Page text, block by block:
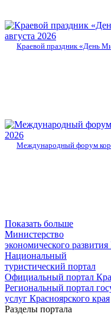
августа 2026
Краевой праздник «День
2026
Международный форум
Показать больше
Министерство
экономического
Национальный
туристический портал
Официальный портал
Региональный портал
услуг Красноярского края
Разделы портала